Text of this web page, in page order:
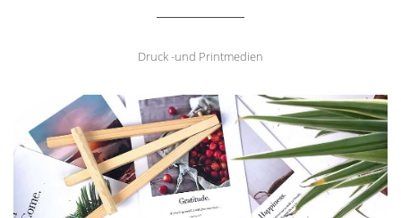
Druck -und Printmedien